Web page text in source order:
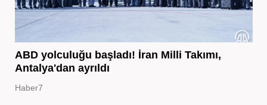
ABD yolculuğu başladı! İran Milli Takımı,
Antalya'dan ayrıldı
Haber7